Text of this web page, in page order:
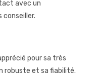
avec un
conseiller.
pour sa très
robuste et sa fiabilité.